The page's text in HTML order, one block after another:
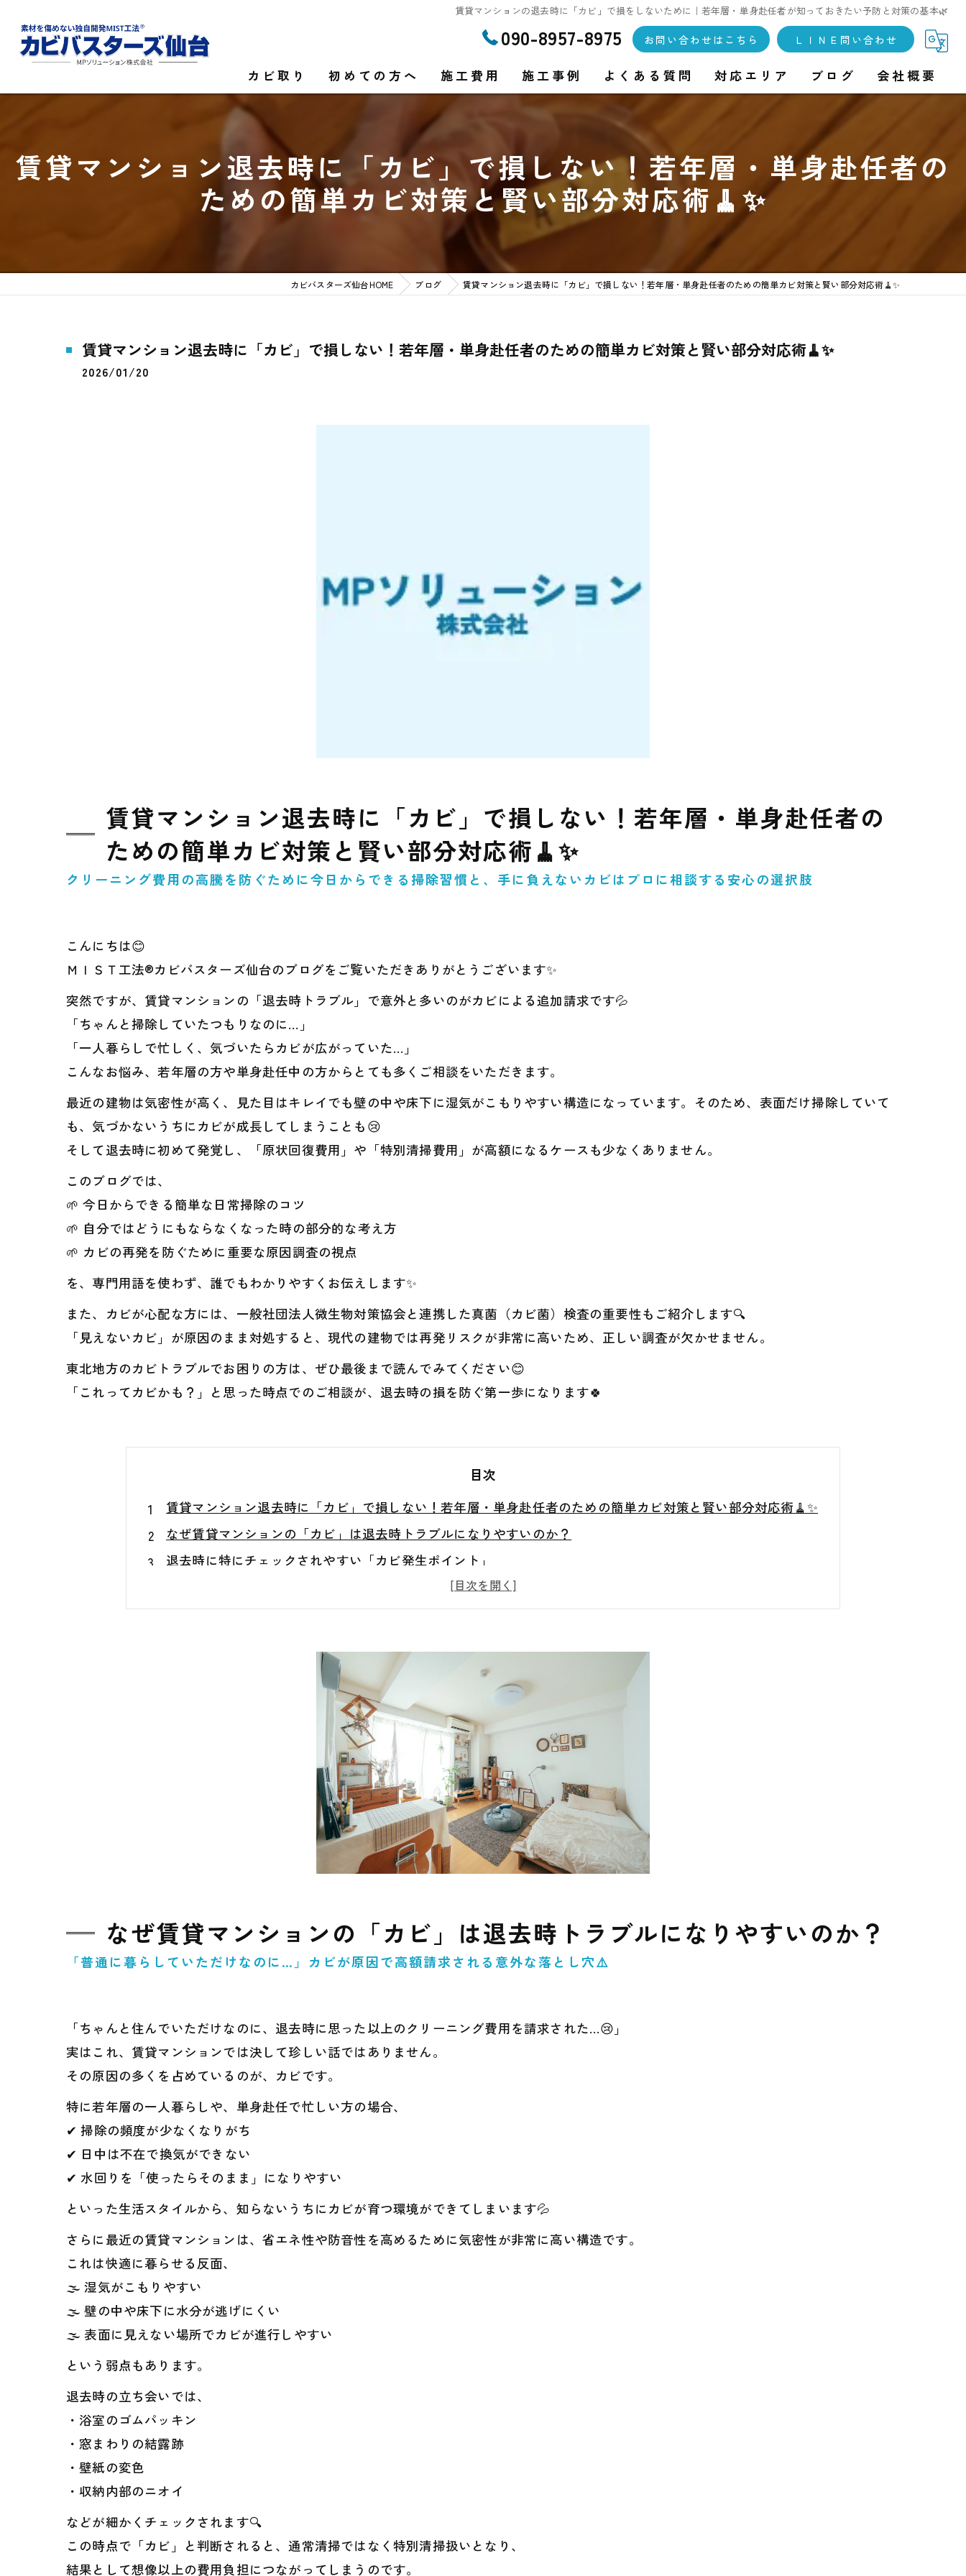
賃貸マンションの退去時に「カビ」で損をしないために｜若年層・単身赴任者が知っておきたい予防と対策の基本🌿
090-8957-8975 お問い合わせはこちら ＬＩＮＥ問い合わせ
カビ取り
カビ菌検査
家庭のカビ取り
施設のカビ取り
初めての方へ 施工費用 施工事例 よくある質問 対応エリア ブログ 会社概要
賃貸マンション退去時に「カビ」で損しない！若年層・単身赴任者の
ための簡単カビ対策と賢い部分対応術🧹✨
カビバスターズ仙台HOME ブログ 賃貸マンション退去時に「カビ」で損しない！若年層・単身赴任者のための簡単カビ対策と賢い部分対応術🧹✨
賃貸マンション退去時に「カビ」で損しない！若年層・単身赴任者のための簡単カビ対策と賢い部分対応術🧹✨
2026/01/20
賃貸マンション退去時に「カビ」で損しない！若年層・単身赴任者の
ための簡単カビ対策と賢い部分対応術🧹✨
クリーニング費用の高騰を防ぐために今日からできる掃除習慣と、手に負えないカビはプロに相談する安心の選択肢
こんにちは😊
ＭＩＳＴ工法®カビバスターズ仙台のブログをご覧いただきありがとうございます✨
突然ですが、賃貸マンションの「退去時トラブル」で意外と多いのがカビによる追加請求です💦
「ちゃんと掃除していたつもりなのに…」
「一人暮らしで忙しく、気づいたらカビが広がっていた…」
こんなお悩み、若年層の方や単身赴任中の方からとても多くご相談をいただきます。
最近の建物は気密性が高く、見た目はキレイでも壁の中や床下に湿気がこもりやすい構造になっています。そのため、表面だけ掃除していて
も、気づかないうちにカビが成長してしまうことも😢
そして退去時に初めて発覚し、「原状回復費用」や「特別清掃費用」が高額になるケースも少なくありません。
このブログでは、
🌱 今日からできる簡単な日常掃除のコツ
🌱 自分ではどうにもならなくなった時の部分的な考え方
🌱 カビの再発を防ぐために重要な原因調査の視点
を、専門用語を使わず、誰でもわかりやすくお伝えします✨
また、カビが心配な方には、一般社団法人微生物対策協会と連携した真菌（カビ菌）検査の重要性もご紹介します🔍
「見えないカビ」が原因のまま対処すると、現代の建物では再発リスクが非常に高いため、正しい調査が欠かせません。
東北地方のカビトラブルでお困りの方は、ぜひ最後まで読んでみてください😊
「これってカビかも？」と思った時点でのご相談が、退去時の損を防ぐ第一歩になります🍀
目次
賃貸マンション退去時に「カビ」で損しない！若年層・単身赴任者のための簡単カビ対策と賢い部分対応術🧹✨
なぜ賃貸マンションの「カビ」は退去時トラブルになりやすいのか？
退去時に特にチェックされやすい「カビ発生ポイント」
クリーニング費用の高騰を防ぐ！今日からできる日常カビ対策🧹✨
「自分で掃除してもダメ…」そのカビ、実は表面だけじゃないかも？
カビが心配な方へ｜真菌（カビ菌）検査という選択肢🧪
すべてを直さなくていい？賃貸でも考えたい「部分的な対応」という考え方🧩
まとめ｜退去時に損をしないために、今できる一歩🌱
なぜ賃貸マンションの「カビ」は退去時トラブルになりやすいのか？
「普通に暮らしていただけなのに…」カビが原因で高額請求される意外な落とし穴⚠️
「ちゃんと住んでいただけなのに、退去時に思った以上のクリーニング費用を請求された…😢」
実はこれ、賃貸マンションでは決して珍しい話ではありません。
その原因の多くを占めているのが、カビです。
特に若年層の一人暮らしや、単身赴任で忙しい方の場合、
✔ 掃除の頻度が少なくなりがち
✔ 日中は不在で換気ができない
✔ 水回りを「使ったらそのまま」になりやすい
といった生活スタイルから、知らないうちにカビが育つ環境ができてしまいます💦
さらに最近の賃貸マンションは、省エネ性や防音性を高めるために気密性が非常に高い構造です。
これは快適に暮らせる反面、
🌫 湿気がこもりやすい
🌫 壁の中や床下に水分が逃げにくい
🌫 表面に見えない場所でカビが進行しやすい
という弱点もあります。
退去時の立ち会いでは、
・浴室のゴムパッキン
・窓まわりの結露跡
・壁紙の変色
・収納内部のニオイ
などが細かくチェックされます🔍
この時点で「カビ」と判断されると、通常清掃ではなく特別清掃扱いとなり、
結果として想像以上の費用負担につながってしまうのです。